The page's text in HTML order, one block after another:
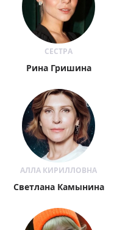
СЕСТРА
Рина Гришина
АЛЛА КИРИЛЛОВНА
Светлана Камынина